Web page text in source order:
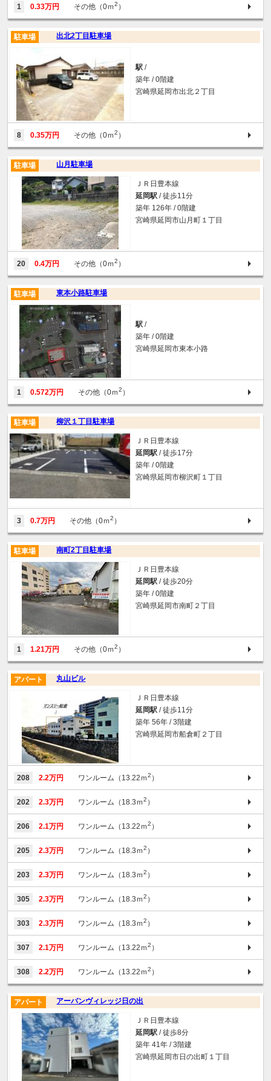
1 0.33万円 その他（0ｍ2 ）
出北2丁目駐車場
駐車場
駅 /
築年 / 0階建
宮崎県延岡市出北２丁目
8 0.35万円 その他（0ｍ2 ）
山月駐車場
駐車場
ＪＲ日豊本線
延岡駅 / 徒歩11分
築年 126年 / 0階建
宮崎県延岡市山月町１丁目
20 0.4万円 その他（0ｍ2 ）
東本小路駐車場
駐車場
駅 /
築年 / 0階建
宮崎県延岡市東本小路
1 0.572万円 その他（0ｍ2 ）
柳沢１丁目駐車場
駐車場
ＪＲ日豊本線
延岡駅 / 徒歩17分
築年 / 0階建
宮崎県延岡市柳沢町１丁目
3 0.7万円 その他（0ｍ2 ）
南町2丁目駐車場
駐車場
ＪＲ日豊本線
延岡駅 / 徒歩20分
築年 / 0階建
宮崎県延岡市南町２丁目
1 1.21万円 その他（0ｍ2 ）
丸山ビル
アパート
ＪＲ日豊本線
延岡駅 / 徒歩11分
築年 56年 / 3階建
宮崎県延岡市船倉町２丁目
208 2.2万円 ワンルーム（13.22ｍ2 ）
202 2.3万円 ワンルーム（18.3ｍ2 ）
206 2.1万円 ワンルーム（13.22ｍ2 ）
205 2.3万円 ワンルーム（18.3ｍ2 ）
203 2.3万円 ワンルーム（18.3ｍ2 ）
305 2.3万円 ワンルーム（18.3ｍ2 ）
303 2.3万円 ワンルーム（18.3ｍ2 ）
307 2.1万円 ワンルーム（13.22ｍ2 ）
308 2.2万円 ワンルーム（13.22ｍ2 ）
アーバンヴィレッジ日の出
アパート
ＪＲ日豊本線
延岡駅 / 徒歩8分
築年 41年 / 3階建
宮崎県延岡市日の出町１丁目